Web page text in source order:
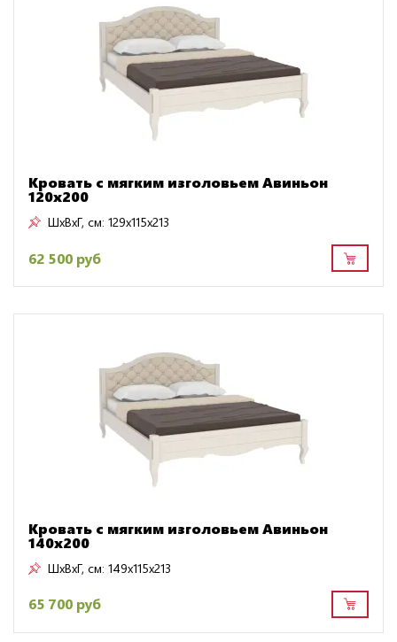
Кровать с мягким изголовьем Авиньон
120х200
ШxВxГ, см: 129x115x213
62 500 руб
Кровать с мягким изголовьем Авиньон
140х200
ШxВxГ, см: 149x115x213
65 700 руб